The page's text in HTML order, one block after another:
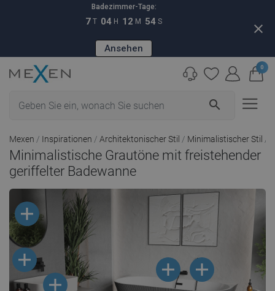
Badezimmer-Tage:
7 T 04 H 12 M 53 S
Ansehen
close
search
0
Mexen Inspirationen Architektonischer Stil Minimalistischer Stil
Minimalistische Grautöne mit freistehender
geriffelter Badewanne